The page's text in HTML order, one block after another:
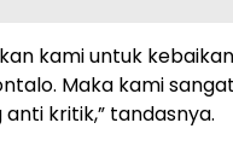
kami untuk
Maka kami
anti kritik,” tandasnya.